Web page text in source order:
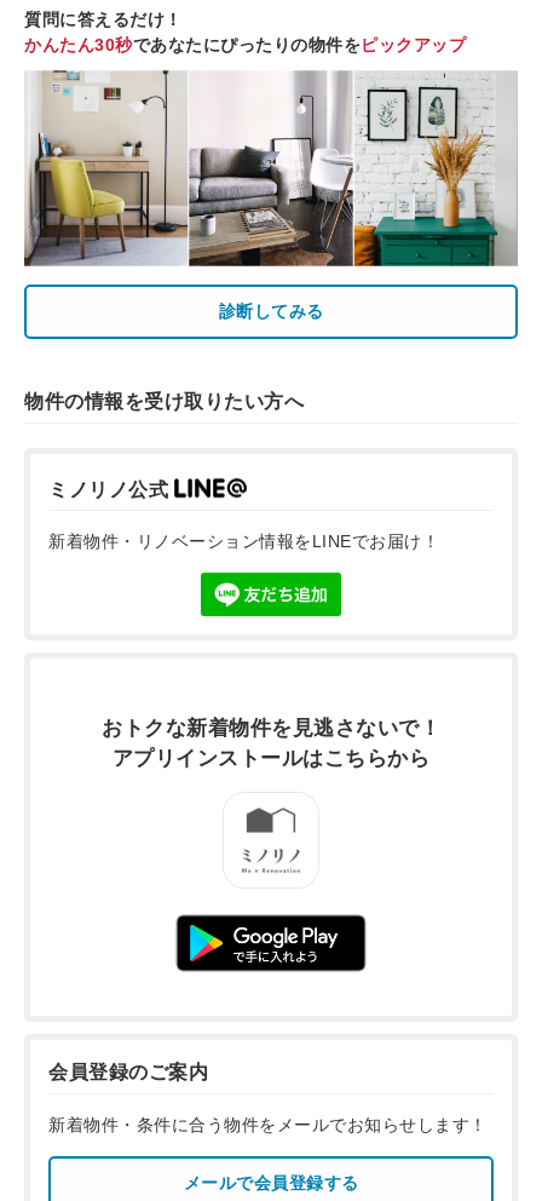
質問に答えるだけ！
かんたん30秒であなたにぴったりの物件をピックアップ
診断してみる
物件の情報を受け取りたい方へ
ミノリノ公式
新着物件・リノベーション情報をLINEでお届け！
おトクな新着物件を 見逃さないで！
アプリインストールはこちらから
会員登録のご案内
新着物件・条件に合う物件をメールでお知らせします！
メールで会員登録する